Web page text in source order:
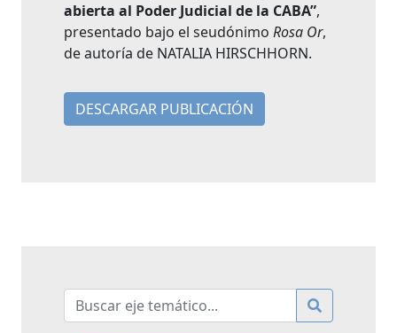
abierta al Poder Judicial de la CABA”,
presentado bajo el seudónimo Rosa Or,
de autoría de NATALIA HIRSCHHORN.
DESCARGAR PUBLICACIÓN